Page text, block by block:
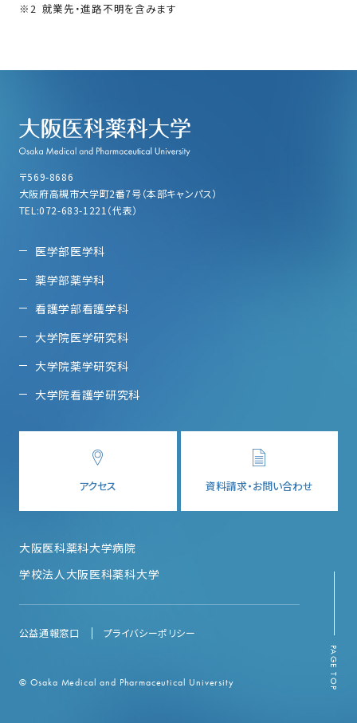
※2 就業先・進路不明を含みます
PAGE TOP
〒569-8686
大阪府高槻市大学町2番7号（本部キャンパス）
TEL:072-683-1221（代表）
医学部医学科
薬学部薬学科
看護学部看護学科
大学院医学研究科
大学院薬学研究科
大学院看護学研究科
アクセス 資料請求・お問い合わせ
大阪医科薬科大学病院
学校法人大阪医科薬科大学
公益通報窓口 プライバシーポリシー
© Osaka Medical and Pharmaceutical University